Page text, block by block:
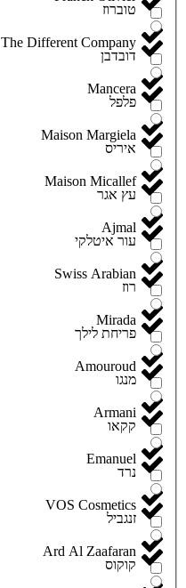
The Different Company
Mancera
Maison Margiela
Maison Micallef
Ajmal
Swiss Arabian
Mirada
Amouroud
Armani
Emanuel
VOS Cosmetics
Ard Al Zaafaran
טוברוז
דובדבן
פלפל
איריס
עץ אגר
עור איטלקי
רוז
פריחת לילך
מנגו
קקאו
נרד
זנגביל
קוקוס